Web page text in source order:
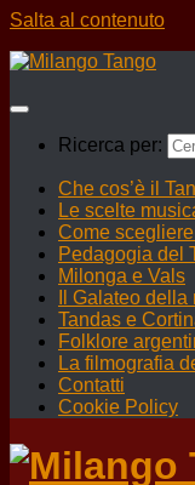
Salta al contenuto
Ricerca per:
Che cos’è il
Le scelte
Come
Pedagogia del
Milonga e Vals
Il Galateo
Tandas e
Folklore
La filmografia
Contatti
Cookie Policy